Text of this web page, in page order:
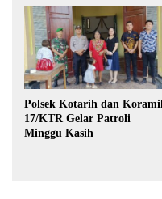
Polsek Kotarih dan Koramil
17/KTR Gelar Patroli
Minggu Kasih